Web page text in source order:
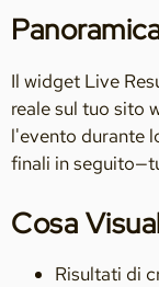
Il widget Live
reale sul tuo sito
l'evento durante
finali in
Cosa
Risultati di